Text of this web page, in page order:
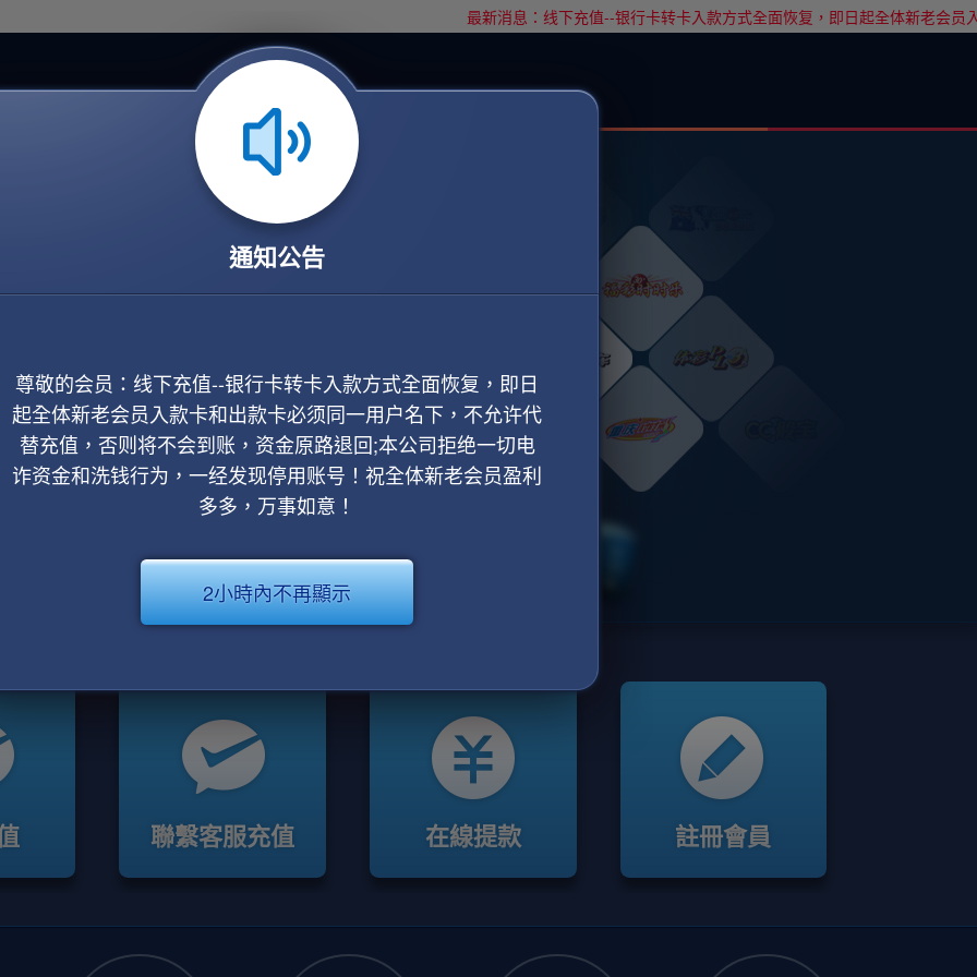
最新消息：线下充值--银行卡转卡入款方式全面恢复，即日起全体新老会员
聯繫客服充值 在線提款 註冊會員
通知公告
尊敬的会员：线下充值--银行卡转卡入款方式全面恢复，即日
起全体新老会员入款卡和出款卡必须同一用户名下，不允许代
替充值，否则将不会到账，资金原路退回;本公司拒绝一切电
诈资金和洗钱行为，一经发现停用账号！祝全体新老会员盈利
多多，万事如意！
2小時內不再顯示